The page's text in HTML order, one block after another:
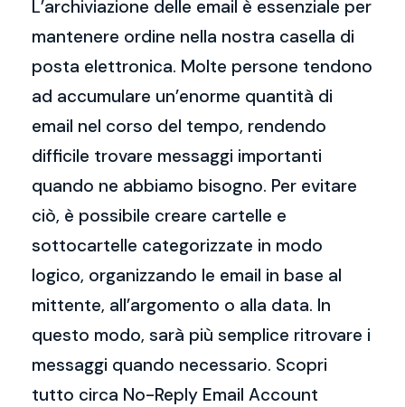
L’archiviazione delle email è essenziale per
mantenere ordine nella nostra casella di
posta elettronica. Molte persone tendono
ad accumulare un’enorme quantità di
email nel corso del tempo, rendendo
difficile trovare messaggi importanti
quando ne abbiamo bisogno. Per evitare
ciò, è possibile creare cartelle e
sottocartelle categorizzate in modo
logico, organizzando le email in base al
mittente, all’argomento o alla data. In
questo modo, sarà più semplice ritrovare i
messaggi quando necessario. Scopri
tutto circa No-Reply Email Account